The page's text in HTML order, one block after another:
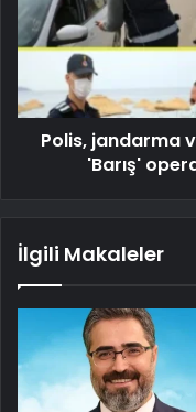
Polis, jandarma
'Barış'
İlgili Makaleler